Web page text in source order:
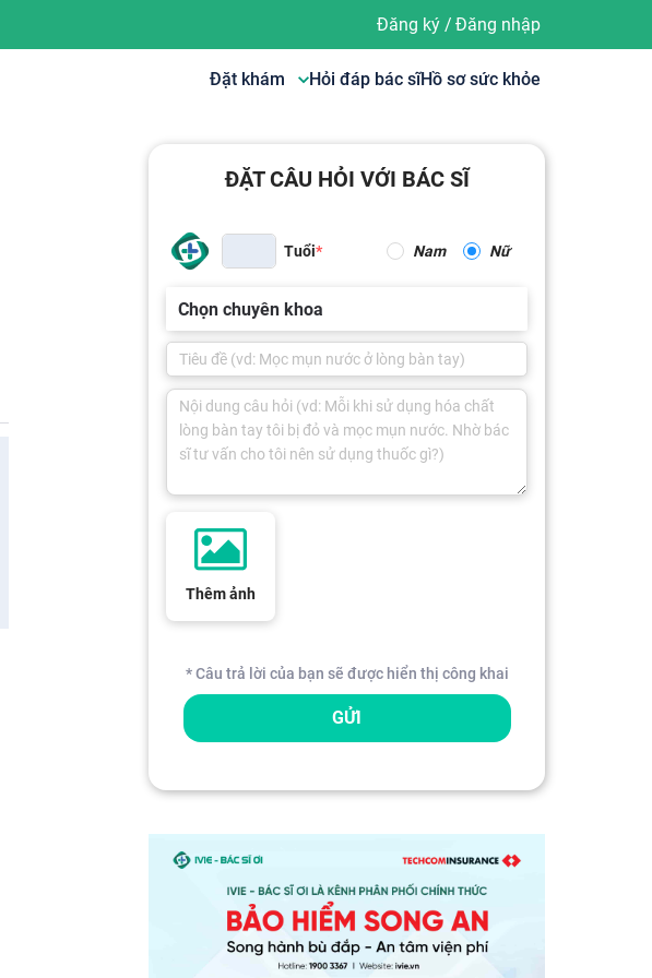
Đăng ký/ Đăng nhập
Đặt khám Hỏi đáp bác sĩHồ sơ sức khỏe
ĐẶT CÂU HỎI VỚI BÁC SĨ
Tuổi Nam Nữ
Chọn chuyên khoa
Thêm ảnh
* Câu trả lời của bạn sẽ được hiển thị công khai
GỬI